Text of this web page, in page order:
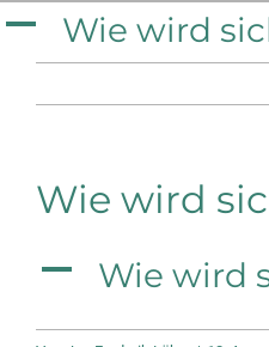
Zum
Inhalt
springen
A Wie wird
Wie wird
A Wie wird